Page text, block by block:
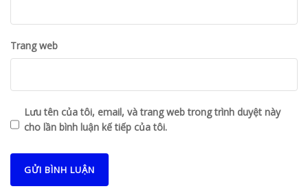
Trang web
Lưu tên của tôi, email, và trang web trong trình duyệt này
cho lần bình luận kế tiếp của tôi.